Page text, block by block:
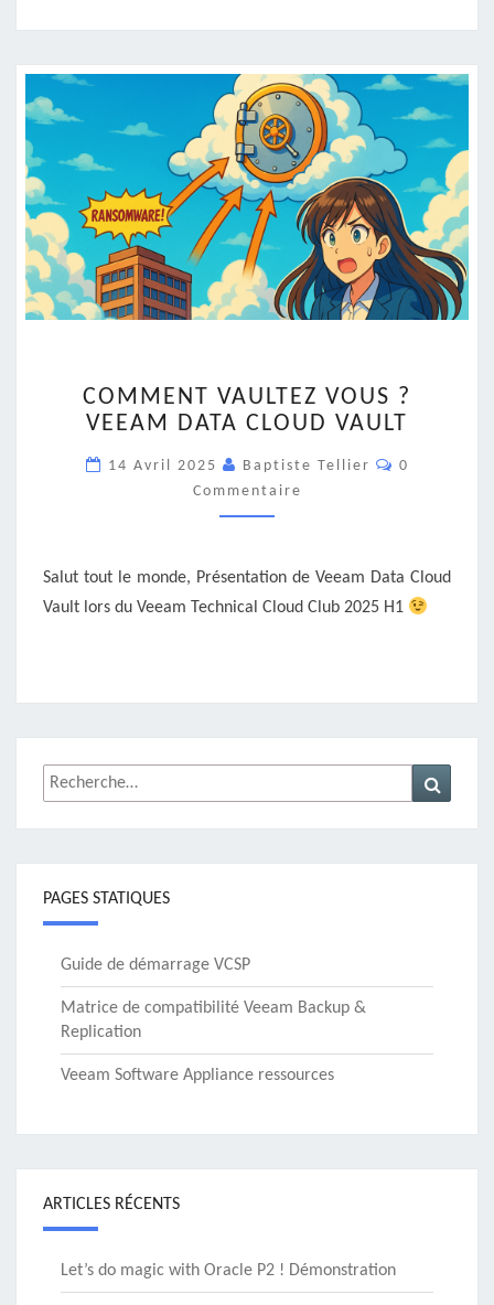
VAULTEZ
VOUS
VEEAM
DATA
CLOUD
COMMENT VAULTEZ VOUS ?
VEEAM DATA CLOUD VAULT
14 Avril 2025 Baptiste Tellier
0
Commentaire
Salut tout le monde, Présentation de Veeam Data Cloud
Vault lors du Veeam Technical Cloud Club 2025 H1
Rechercher :
PAGES STATIQUES
Guide de démarrage VCSP
Matrice de compatibilité Veeam Backup &
Replication
Veeam Software Appliance ressources
ARTICLES RÉCENTS
Let’s do magic with Oracle P2 ! Démonstration